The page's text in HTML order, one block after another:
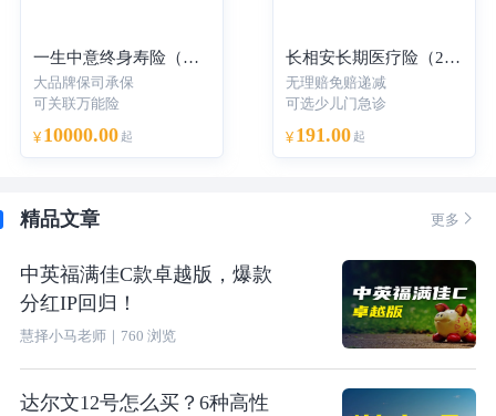
一生中意终身寿险（分红型）-年交
大品牌保司承保
可关联万能险
¥ 10000.00 起
长相安长期医疗险（20年保证续保）—个人版
无理赔免赔递减
可选少儿门急诊
¥ 191.00 起
精品文章 更多 
中英福满佳C款卓越版，爆款
分红IP回归！
慧择小马老师｜ 760 浏览
达尔文12号怎么买？6种高性